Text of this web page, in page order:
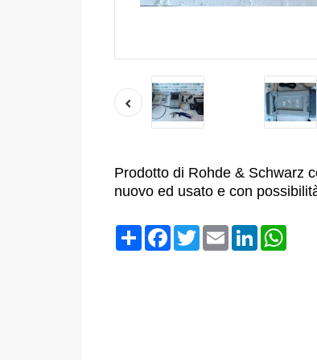
Prodotto di Rohde & Schwarz
nuovo ed usato e con
CondividiFacebook
TwitterEmail LinkedIn